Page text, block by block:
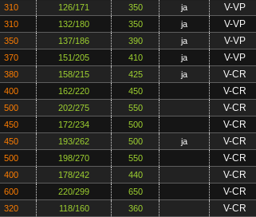
310 126/171 350 ja V-VP
310 132/180 350 ja V-VP
350 137/186 390 ja V-VP
370 151/205 410 ja V-VP
380 158/215 425 ja V-CR
400 162/220 450 V-CR
500 202/275 550 V-CR
450 172/234 500 V-CR
450 193/262 500 ja V-CR
500 198/270 550 V-CR
400 178/242 440 V-CR
600 220/299 650 V-CR
320 118/160 360 V-CR